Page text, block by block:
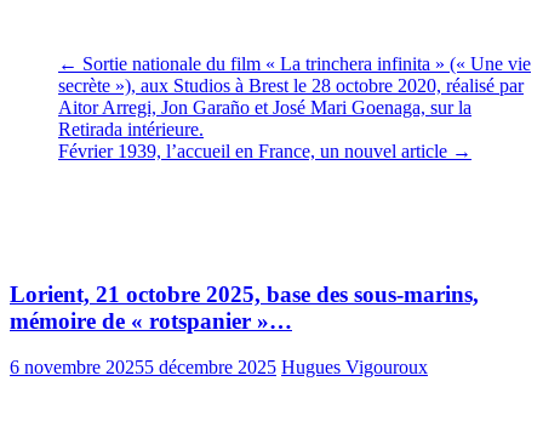
← Sortie nationale du film « La trinchera infinita » (« Une vie
secrète »), aux Studios à Brest le 28 octobre 2020, réalisé par
Aitor Arregi, Jon Garaño et José Mari Goenaga, sur la
Retirada intérieure.
Février 1939, l’accueil en France, un nouvel article →
Lorient, 21 octobre 2025, base des sous-marins,
mémoire de « rotspanier »…
6 novembre 20255 décembre 2025 Hugues Vigouroux